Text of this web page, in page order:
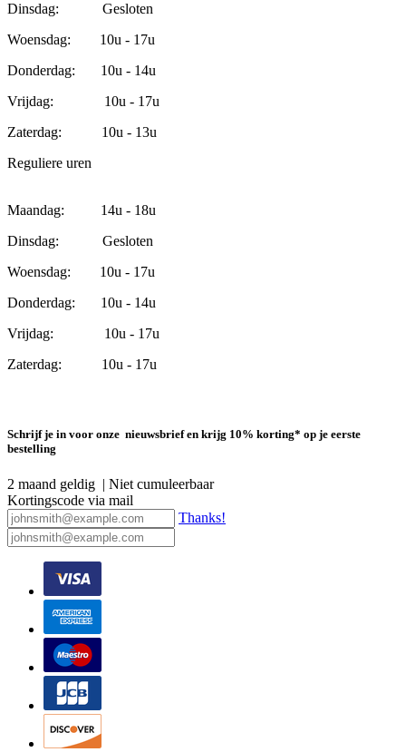
Dinsdag: Gesloten
Woensdag: 10u - 17u
Donderdag: 10u - 14u
Vrijdag: 10u - 17u
Zaterdag: 10u - 13u
Reguliere uren
Maandag: 14u - 18u
Dinsdag: Gesloten
Woensdag: 10u - 17u
Donderdag: 10u - 14u
Vrijdag: 10u - 17u
Zaterdag: 10u - 17u
Schrijf je in voor onze nieuwsbrief en krijg 10% korting* op je eerste
bestelling
2 maand geldig | Niet cumuleerbaar
Kortingscode via mail
Thanks!